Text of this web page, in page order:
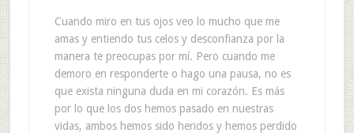
Cuando miro en tus ojos veo lo mucho que me
amas y entiendo tus celos y desconfianza por la
manera te preocupas por mí. Pero cuando me
demoro en responderte o hago una pausa, no es
que exista ninguna duda en mi corazón. Es más
por lo que los dos hemos pasado en nuestras
vidas, ambos hemos sido heridos y hemos perdido